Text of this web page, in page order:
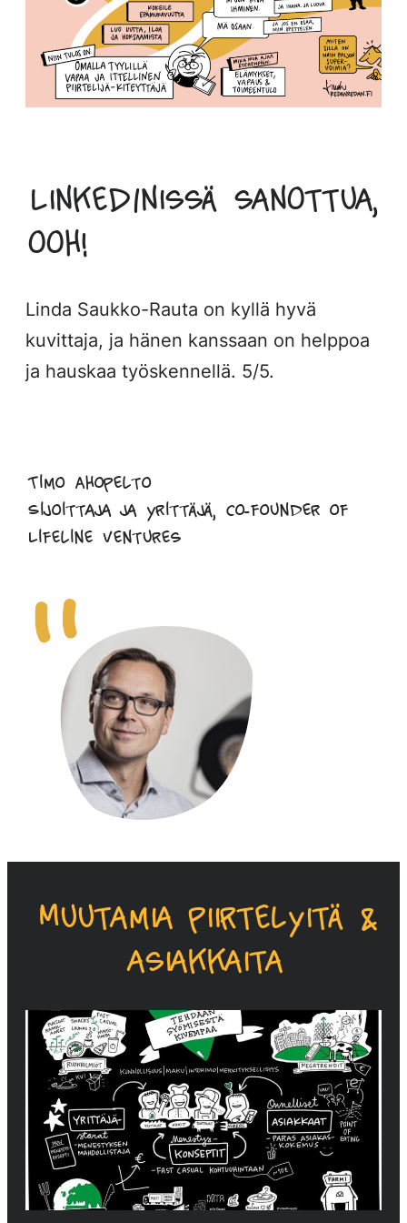
LinkedInissä sanottua,
ooh!
Linda Saukko-Rauta on kyllä hyvä
kuvittaja, ja hänen kanssaan on helppoa
ja hauskaa työskennellä. 5/5.
Timo Ahopelto
Sijoittaja ja yrittäjä, Co-founder of
Lifeline Ventures
Muutamia piirtelyitä &
asiakkaita